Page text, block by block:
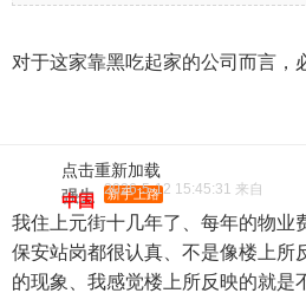
对于这家靠黑吃起家的公司而言，
点击重新加载
强生 新手上路
2026-5-12 15:45:31 来自
中国
我住上元街十几年了、每年的物业
保安站岗都很认真、不是像楼上所
的现象、我感觉楼上所反映的就是